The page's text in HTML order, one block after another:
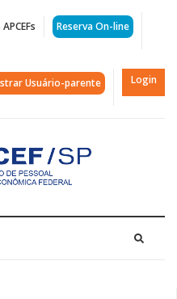
Reserva On-line
Usuário-parente Login